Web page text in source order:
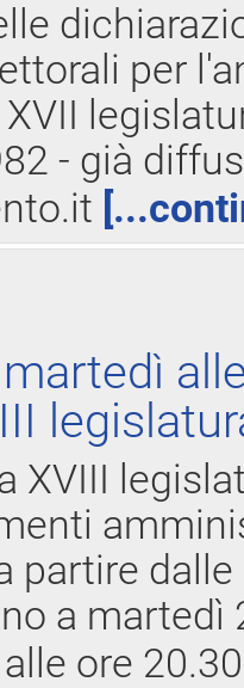
per
- già
XVIII
partire
a
ore